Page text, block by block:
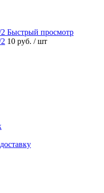
Быстрый просмотр
10 руб. / шт